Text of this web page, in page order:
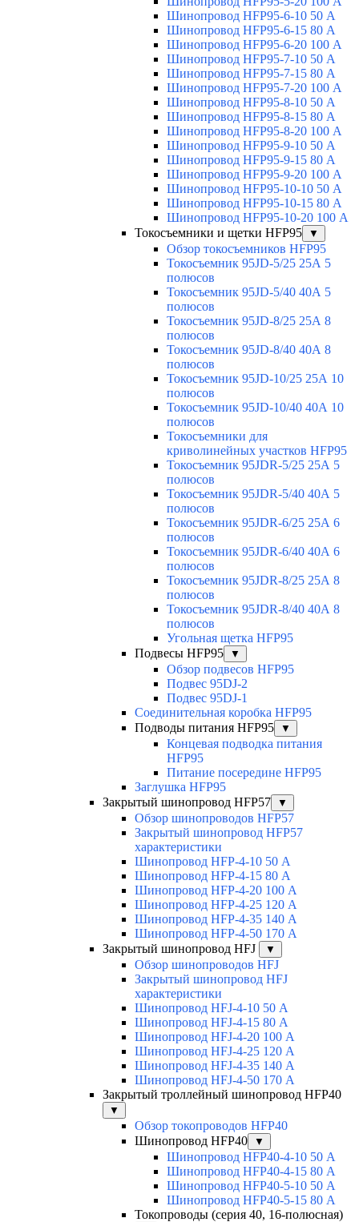
Шинопровод HFP95-6-10 50 А
Шинопровод HFP95-6-15 80 А
Шинопровод HFP95-6-20 100 А
Шинопровод HFP95-7-10 50 А
Шинопровод HFP95-7-15 80 А
Шинопровод HFP95-7-20 100 А
Шинопровод HFP95-8-10 50 А
Шинопровод HFP95-8-15 80 А
Шинопровод HFP95-8-20 100 А
Шинопровод HFP95-9-10 50 А
Шинопровод HFP95-9-15 80 А
Шинопровод HFP95-9-20 100 А
Шинопровод HFP95-10-10 50 А
Шинопровод HFP95-10-15 80 А
Шинопровод HFP95-10-20 100 А
Токосъемники и щетки HFP95
▼
Обзор токосъемников HFP95
Токосъемник 95JD-5/25 25А 5
полюсов
Токосъемник 95JD-5/40 40А 5
полюсов
Токосъемник 95JD-8/25 25А 8
полюсов
Токосъемник 95JD-8/40 40А 8
полюсов
Токосъемник 95JD-10/25 25А 10
полюсов
Токосъемник 95JD-10/40 40А 10
полюсов
Токосъемники для
криволинейных участков HFP95
Токосъемник 95JDR-5/25 25А 5
полюсов
Токосъемник 95JDR-5/40 40А 5
полюсов
Токосъемник 95JDR-6/25 25А 6
полюсов
Токосъемник 95JDR-6/40 40А 6
полюсов
Токосъемник 95JDR-8/25 25А 8
полюсов
Токосъемник 95JDR-8/40 40А 8
полюсов
Угольная щетка HFP95
Подвесы HFP95
▼
Обзор подвесов HFP95
Подвес 95DJ-2
Подвес 95DJ-1
Соединительная коробка HFP95
Подводы питания HFP95
▼
Концевая подводка питания
HFP95
Питание посередине HFP95
Заглушка HFP95
Закрытый шинопровод HFP57
▼
Обзор шинопроводов HFP57
Закрытый шинопровод HFP57
характеристики
Шинопровод HFP-4-10 50 А
Шинопровод HFP-4-15 80 А
Шинопровод HFP-4-20 100 А
Шинопровод HFP-4-25 120 А
Шинопровод HFP-4-35 140 А
Шинопровод HFP-4-50 170 А
Закрытый шинопровод HFJ
▼
Обзор шинопроводов HFJ
Закрытый шинопровод HFJ
характеристики
Шинопровод HFJ-4-10 50 А
Шинопровод HFJ-4-15 80 А
Шинопровод HFJ-4-20 100 А
Шинопровод HFJ-4-25 120 А
Шинопровод HFJ-4-35 140 А
Шинопровод HFJ-4-50 170 А
Закрытый троллейный шинопровод HFP40
▼
Обзор токопроводов HFP40
Шинопровод HFP40
▼
Шинопровод HFP40-4-10 50 А
Шинопровод HFP40-4-15 80 А
Шинопровод HFP40-5-10 50 А
Шинопровод HFP40-5-15 80 А
Токопроводы (серия 40, 16-полюсная)